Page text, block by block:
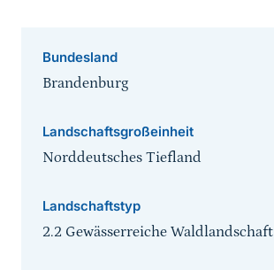
Bundesland
Brandenburg
Landschaftsgroßeinheit
Norddeutsches Tiefland
Landschaftstyp
2.2 Gewässerreiche Waldlandschaft